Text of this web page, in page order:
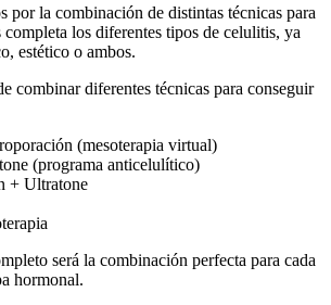
por la combinación de distintas técnicas para
completa los diferentes tipos de celulitis, ya
estético o ambos.
combinar diferentes técnicas para conseguir
(mesoterapia virtual)
(programa anticelulítico)
+ Ultratone
será la combinación perfecta para cada
hormonal.